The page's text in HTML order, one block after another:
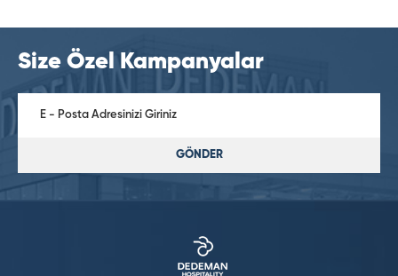
Size Özel Kampanyalar
GÖNDER